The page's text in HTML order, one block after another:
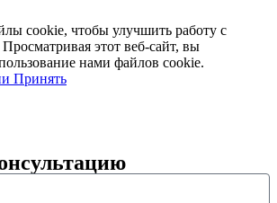
cookie, чтобы улучшить работу с
этот веб-сайт, вы
нами файлов cookie.
Принять